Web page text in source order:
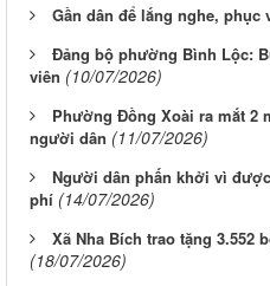
Gần dân để lắng nghe, phục
Đảng bộ phường Bình Lộc:
viên (10/07/2026)
Phường Đồng Xoài ra mắt 2
người dân (11/07/2026)
Người dân phấn khởi vì
phí (14/07/2026)
Xã Nha Bích trao tặng 3.552
(18/07/2026)